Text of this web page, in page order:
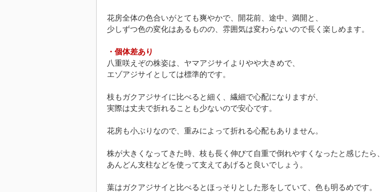
花房全体の色合いがとても爽やかで、開花前、途中、満開と、
少しずつ色の変化はあるものの、雰囲気は変わらないので長く楽しめます。
・個体差あり
八重咲えぞの株姿は、ヤマアジサイよりやや大きめで、
エゾアジサイとしては標準的です。
枝もガクアジサイに比べると細く、繊細で心配になりますが、
実際は丈夫で折れることも少ないので安心です。
花房も小ぶりなので、重みによって折れる心配もありません。
株が大きくなってきた時、枝も長く伸びて自重で倒れやすくなったと感じたら、
あんどん支柱などを使って支えてあげると良いでしょう。
葉はガクアジサイと比べるとほっそりとした形をしていて、色も明るめです。